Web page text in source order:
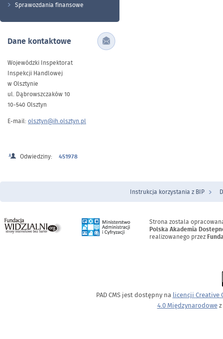
Sprawozdania finansowe
Dane kontaktowe
Wojewódzki Inspektorat
Inspekcji Handlowej
w Olsztynie
ul. Dąbrowszczaków 10
10-540 Olsztyn
E-mail: olsztyn@ih.olsztyn.pl
Odwiedziny: 451978
Menu Stopka
Instrukcja korzystania z BIP
Strona zostala
Polska Akademia
realizowanego przez
PAD CMS jest dostępny na licencji Creative
4.0 Międzynarodowez